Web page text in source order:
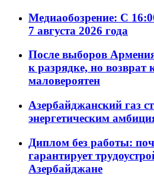
Медиаобозрение: С
7 августа 2026 года
После выборов
к разрядке, но возврат
маловероятен
Азербайджанский газ
энергетическим
Диплом без работы:
гарантирует
Азербайджане